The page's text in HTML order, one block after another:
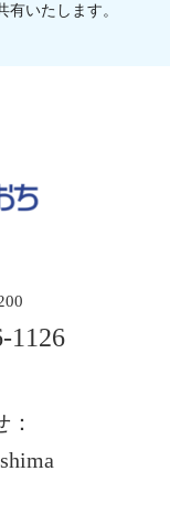
いたします。
1126